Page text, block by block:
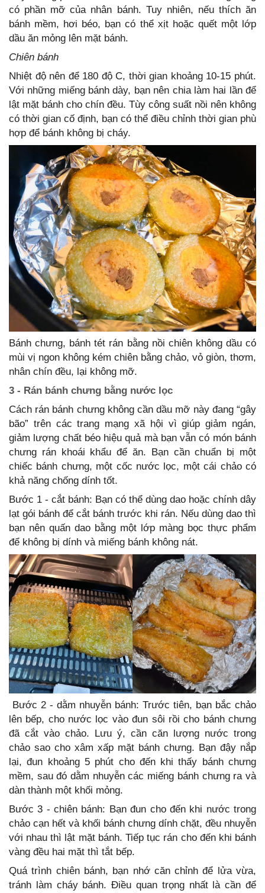
có phần mỡ của nhân bánh. Tuy nhiên, nếu thích ăn
bánh mềm, hơi béo, bạn có thể xịt hoặc quết một lớp
dầu ăn mỏng lên mặt bánh.
Chiên bánh
Nhiệt độ nên để 180 độ C, thời gian khoảng 10-15 phút.
Với những miếng bánh dày, bạn nên chia làm hai lần để
lật mặt bánh cho chín đều. Tùy công suất nồi nên không
có thời gian cố định, bạn có thể điều chỉnh thời gian phù
hợp để bánh không bị cháy.
Bánh chưng, bánh tét rán bằng nồi chiên không dầu có
mùi vị ngon không kém chiên bằng chảo, vỏ giòn, thơm,
nhân chín đều, lại không mỡ.
3 - Rán bánh chưng bằng nước lọc
Cách rán bánh chưng không cần dầu mỡ này đang “gây
bão” trên các trang mạng xã hội vì giúp giảm ngán,
giảm lượng chất béo hiệu quả mà bạn vẫn có món bánh
chưng rán khoái khẩu để ăn. Bạn cần chuẩn bị một
chiếc bánh chưng, một cốc nước lọc, một cái chảo có
khả năng chống dính tốt.
Bước 1 - cắt bánh: Bạn có thể dùng dao hoặc chính dây
lạt gói bánh để cắt bánh trước khi rán. Nếu dùng dao thì
bạn nên quấn dao bằng một lớp màng bọc thực phẩm
để không bị dính và miếng bánh không nát.
Bước 2 - dằm nhuyễn bánh: Trước tiên, bạn bắc chảo
lên bếp, cho nước lọc vào đun sôi rồi cho bánh chưng
đã cắt vào chảo. Lưu ý, cần căn lượng nước trong
chảo sao cho xâm xấp mặt bánh chưng. Bạn đậy nắp
lại, đun khoảng 5 phút cho đến khi thấy bánh chưng
mềm, sau đó dằm nhuyễn các miếng bánh chưng ra và
dàn thành một khối mỏng.
Bước 3 - chiên bánh: Bạn đun cho đến khi nước trong
chảo cạn hết và khối bánh chưng dính chặt, đều nhuyễn
với nhau thì lật mặt bánh. Tiếp tục rán cho đến khi bánh
vàng đều hai mặt thì tắt bếp.
Quá trình chiên bánh, bạn nhớ căn chỉnh để lửa vừa,
tránh làm cháy bánh. Điều quan trọng nhất là cần để